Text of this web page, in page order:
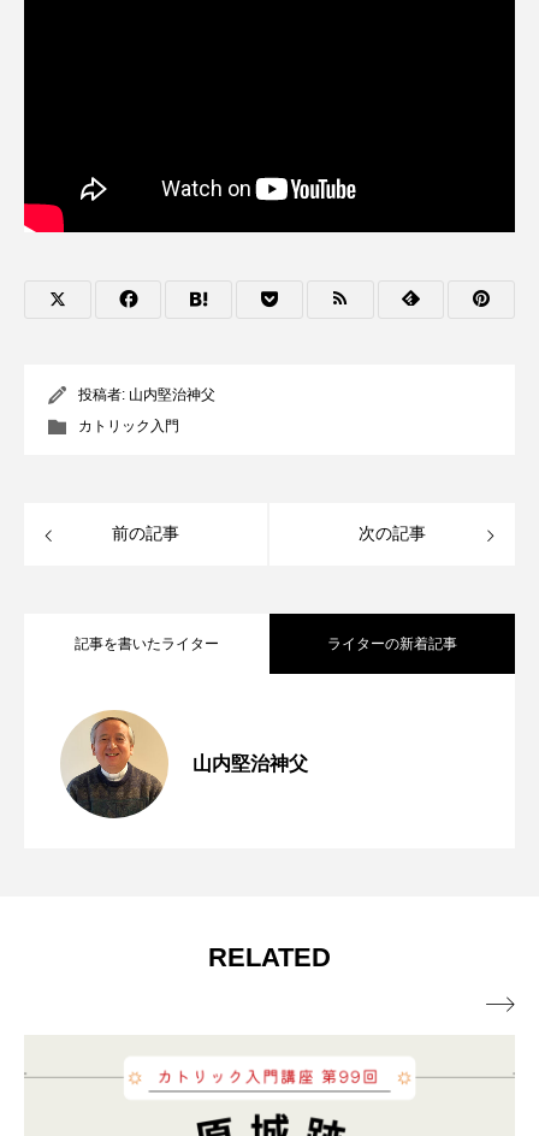
投稿者: 山内堅治神父
カトリック入門
前の記事 次の記事
記事を書いたライター ライターの新着記事
山内堅治神父
2026.08.06
2026.07.31
RELATED
